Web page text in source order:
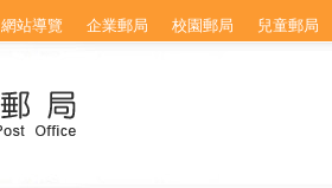
網站導覽 企業郵局 校園郵局 兒童郵局